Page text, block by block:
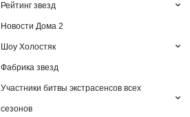
Рейтинг звезд
Новости Дома 2
Шоу Холостяк
Фабрика звезд
Участники битвы экстрасенсов всех
сезонов